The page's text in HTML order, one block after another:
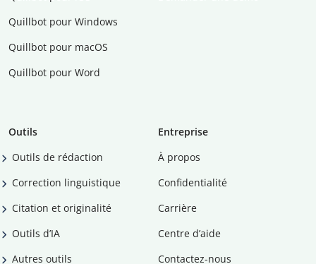
Quillbot pour Windows
Quillbot pour macOS
Quillbot pour Word
Outils
Outils de rédaction
Correction linguistique
Citation et originalité
Outils d’IA
Autres outils
Entreprise
À propos
Confidentialité
Carrière
Centre d’aide
Contactez-nous